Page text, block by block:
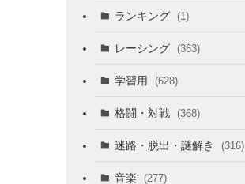
ランキング (1)
レーシング (363)
学習用 (628)
格闘・対戦 (368)
迷路・脱出・謎解き (316)
音楽 (277)